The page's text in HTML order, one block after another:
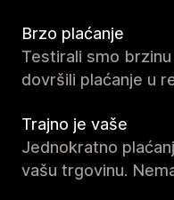
Brzo plaćanje
Testirali smo
dovršili plaćanje u
Trajno je vaše
Jednokratno
vašu trgovinu.